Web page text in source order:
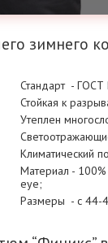
зимнего
Стандарт -
Стойкая к
Утеплен
Климатический
Материал -
eye;
Размеры - с 44-